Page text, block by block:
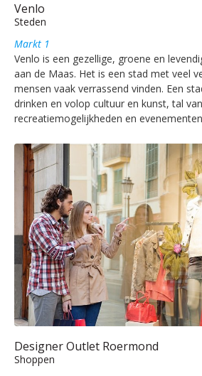
Venlo
Steden
Markt 1
Venlo is een gezellige, groene en
aan de Maas. Het is een stad met veel
mensen vaak verrassend vinden. Een
drinken en volop cultuur en kunst, tal van
recreatiemogelijkheden en
Designer Outlet Roermond
Shoppen